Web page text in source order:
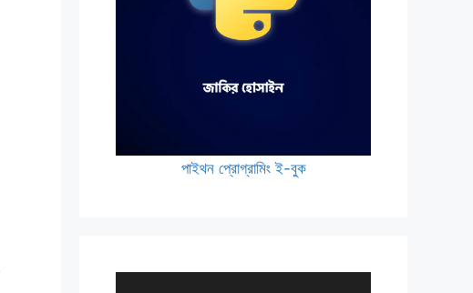
পাইথন প্রোগ্রামিং ই-বুক